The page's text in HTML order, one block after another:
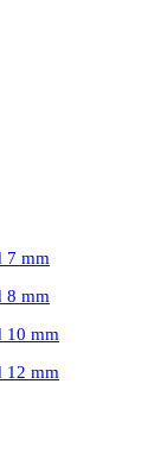
7 mm
8 mm
10 mm
12 mm